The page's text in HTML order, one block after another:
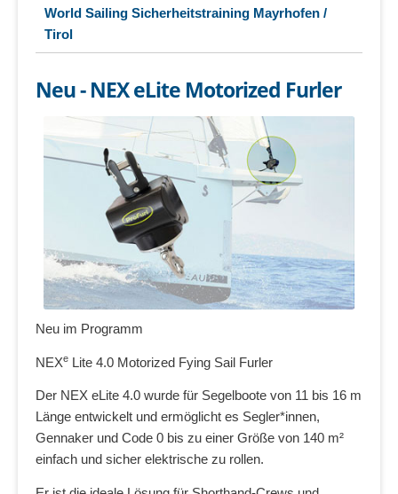
World Sailing Sicherheitstraining Mayrhofen /
Tirol
Neu - NEX eLite Motorized Furler
Neu im Programm
NEXe Lite 4.0 Motorized Fying Sail Furler
Der NEX eLite 4.0 wurde für Segelboote von 11 bis 16 m
Länge entwickelt und ermöglicht es Segler*innen,
Gennaker und Code 0 bis zu einer Größe von 140 m²
einfach und sicher elektrische zu rollen.